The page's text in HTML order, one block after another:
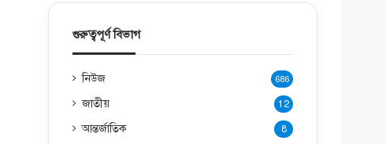
গুরুত্বপূর্ণ বিভাগ
নিউজ 686
জাতীয় 12
আন্তর্জাতিক 8